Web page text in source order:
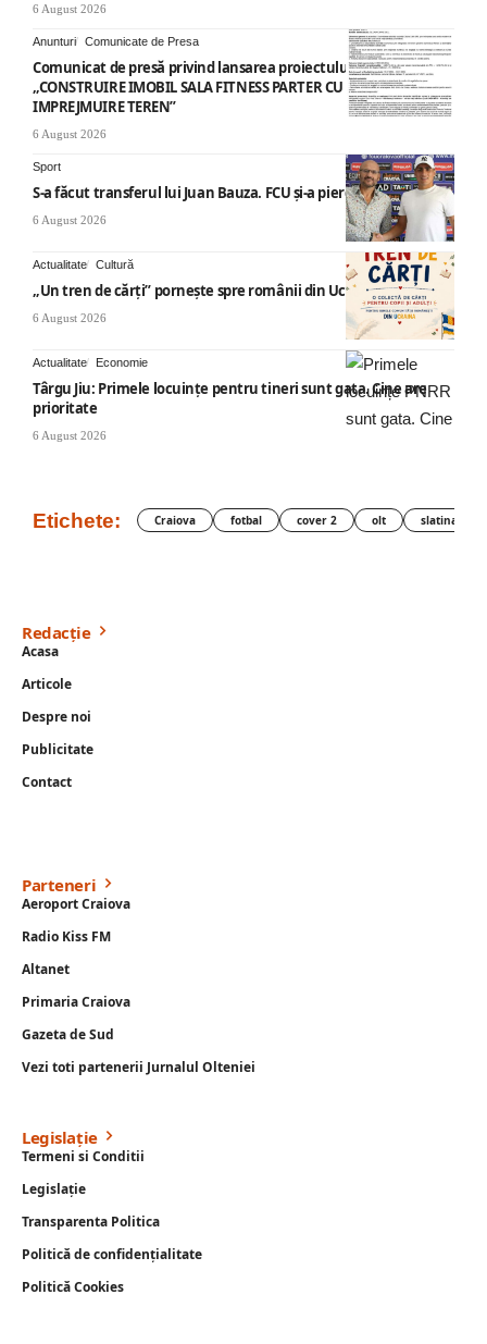
6 August 2026
Anunturi Comunicate de Presa
Comunicat de presă privind lansarea proiectului cu titlul
„CONSTRUIRE IMOBIL SALA FITNESS PARTER CU SUPANTA SI
IMPREJMUIRE TEREN”
6 August 2026
Sport
S-a făcut transferul lui Juan Bauza. FCU și-a pierdut vedeta
6 August 2026
Actualitate Cultură
„Un tren de cărți” pornește spre românii din Ucraina
6 August 2026
Actualitate Economie
Târgu Jiu: Primele locuințe pentru tineri sunt gata. Cine are
prioritate
6 August 2026
Etichete: Craiova fotbal cover 2 olt slatina
Redacție
Acasa
Articole
Despre noi
Publicitate
Contact
Parteneri
Aeroport Craiova
Radio Kiss FM
Altanet
Primaria Craiova
Gazeta de Sud
Vezi toti partenerii Jurnalul Olteniei
Legislație
Termeni si Conditii
Legislație
Transparenta Politica
Politică de confidențialitate
Politică Cookies